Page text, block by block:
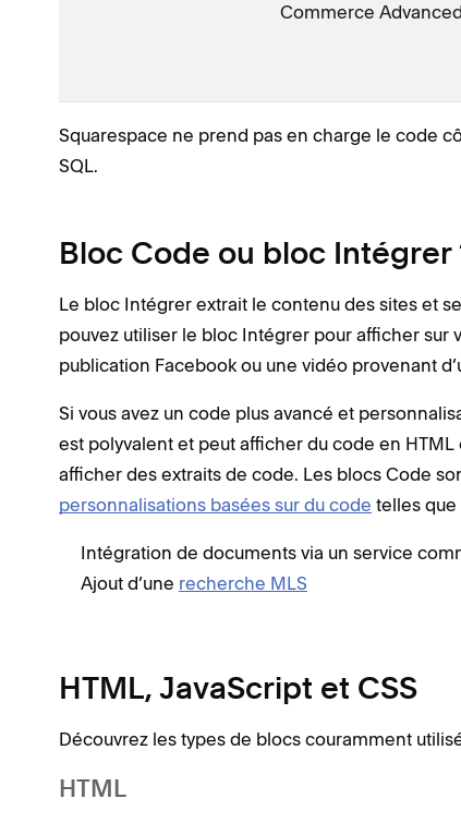
Commerce Advanced
Squarespace ne prend pas en charge le code
SQL.
Bloc Code ou bloc Intégrer
Le bloc Intégrer extrait le contenu des sites et
pouvez utiliser le bloc Intégrer pour afficher sur
publication Facebook ou une vidéo provenant
Si vous avez un code plus avancé et
est polyvalent et peut afficher du code en
afficher des extraits de code. Les blocs Code
personnalisations basées sur du code telles que
Intégration de documents via un service
Ajout d’une recherche MLS
HTML, JavaScript et CSS
Découvrez les types de blocs couramment
HTML